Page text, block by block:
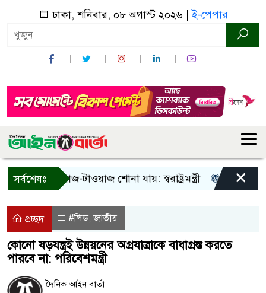
ঢাকা, শনিবার, ০৮ অগাস্ট ২০২৬ |ই-পেপার
সর্বশেষঃ
শুধু আওয়াজ-টাওয়াজ শোনা যায়: স্বরাষ্ট্রমন্ত্রী তিন দিনের
×
প্রচ্ছদ #লিড,জাতীয়
কোনো ষড়যন্ত্রই উন্নয়নের অগ্রযাত্রাকে বাধাগ্রস্ত করতে
পারবে না: পরিবেশমন্ত্রী
দৈনিক আইন বার্তা